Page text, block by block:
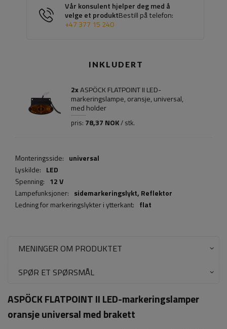
Vår konsulent hjelper deg med å
velge et produktBestill på telefon:
+47 377 15 240
INKLUDERT
2xASPÖCK FLATPOINT II LED-
markeringslampe, oransje, universal,
med holder
pris: 78,37 NOK/ stk.
Monteringsside: universal
Lyskilde: LED
Spenning: 12 V
Lampefunksjoner: sidemarkeringslykt, Reflektor
Ledning for markeringslykter i ytterkant: flat
MENINGER OM PRODUKTET
SPØR ET SPØRSMÅL
ASPÖCK FLATPOINT II LED-markeringslamper
oransje universal med brakett